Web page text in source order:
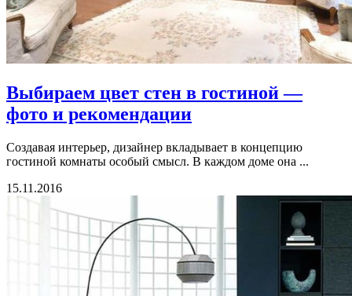
Выбираем цвет стен в гостиной —
фото и рекомендации
Создавая интерьер, дизайнер вкладывает в концепцию
гостиной комнаты особый смысл. В каждом доме она ...
15.11.2016